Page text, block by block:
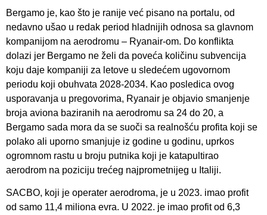
Bergamo je, kao što je ranije već pisano na portalu, od
nedavno ušao u redak period hladnijih odnosa sa glavnom
kompanijom na aerodromu – Ryanair-om. Do konflikta
dolazi jer Bergamo ne želi da poveća količinu subvencija
koju daje kompaniji za letove u sledećem ugovornom
periodu koji obuhvata 2028-2034. Kao posledica ovog
usporavanja u pregovorima, Ryanair je objavio smanjenje
broja aviona baziranih na aerodromu sa 24 do 20, a
Bergamo sada mora da se suoči sa realnošću profita koji se
polako ali uporno smanjuje iz godine u godinu, uprkos
ogromnom rastu u broju putnika koji je katapultirao
aerodrom na poziciju trećeg najprometnijeg u Italiji.
SACBO, koji je operater aerodroma, je u 2023. imao profit
od samo 11,4 miliona evra. U 2022. je imao profit od 6,3